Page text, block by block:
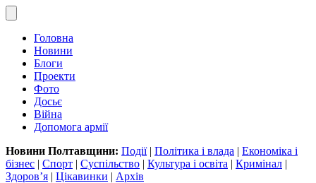
Головна
Новини
Блоги
Проекти
Фото
Досьє
Війна
Допомога армії
Новини Полтавщини: Події| Політика і влада | Економіка і
бізнес | Спорт | Суспільство | Культура і освіта | Кримінал |
Здоров’я | Цікавинки | Архів